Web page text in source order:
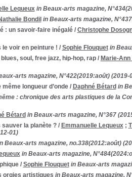
Lequeux in Beaux-arts magazine,
Bondil in Beaux-arts magazine,
: un savoir-faire inégalé/ Christophe
le voir en peinture ! / Sophie Flouquet in
soul, free jazz, hip-hop, rap/ Marie-Ann
arts magazine, N°422(2019:août) (2019-
longueur d’onde/ Daphné Bétard in
: chronique des arts plastiques de la
Bétard in Beaux-arts magazine, N°367
la planète ?/ Emmanuelle Lequeux;
01)
Beaux-arts magazine, no.338(2012:août)
in Beaux-arts magazine,
/ Sophie Flouquet in Beaux-arts
orgies artistiques in Beaux-arts magazine,